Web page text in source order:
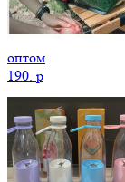
оптом
190. p